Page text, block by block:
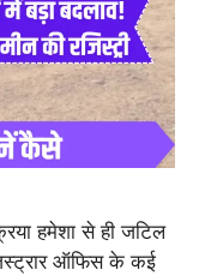
हमेशा से ही जटिल
ऑफिस के कई